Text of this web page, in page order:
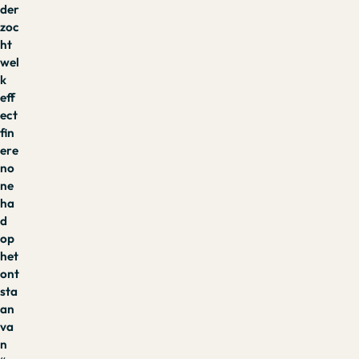
der
zoc
ht
wel
k
eff
ect
fin
ere
no
ne
ha
d
op
het
ont
sta
an
va
n